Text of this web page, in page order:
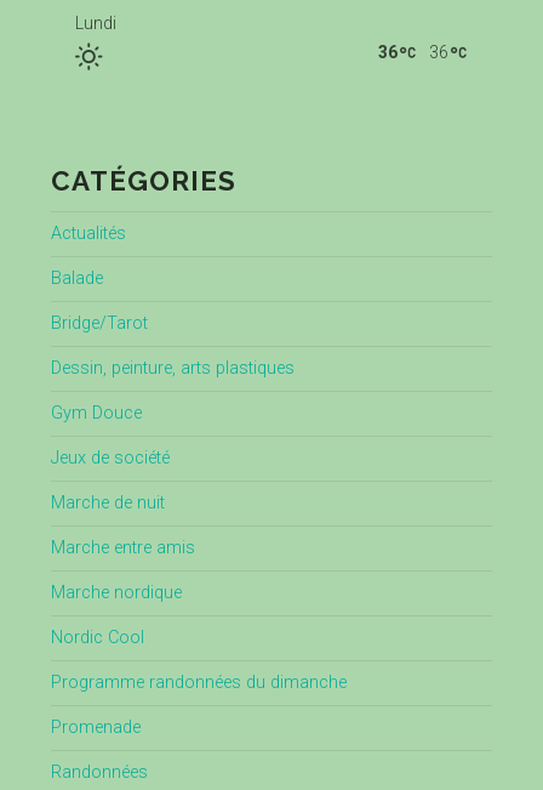
Lundi
36
36
CATÉGORIES
Actualités
Balade
Bridge/Tarot
Dessin, peinture, arts plastiques
Gym Douce
Jeux de société
Marche de nuit
Marche entre amis
Marche nordique
Nordic Cool
Programme randonnées du dimanche
Promenade
Randonnées